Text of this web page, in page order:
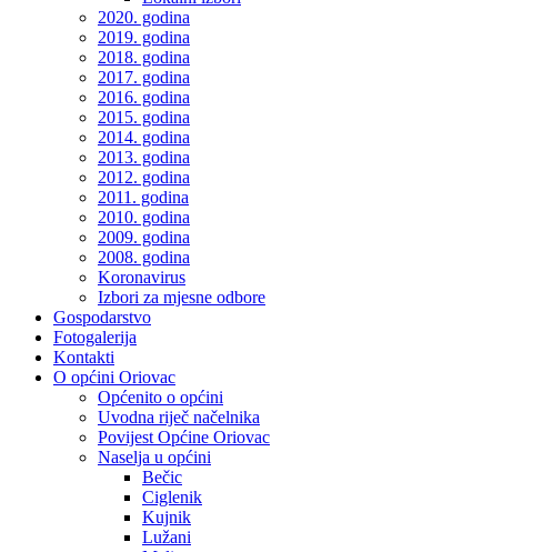
2020. godina
2019. godina
2018. godina
2017. godina
2016. godina
2015. godina
2014. godina
2013. godina
2012. godina
2011. godina
2010. godina
2009. godina
2008. godina
Koronavirus
Izbori za mjesne odbore
Gospodarstvo
Fotogalerija
Kontakti
O općini Oriovac
Općenito o općini
Uvodna riječ načelnika
Povijest Općine Oriovac
Naselja u općini
Bečic
Ciglenik
Kujnik
Lužani